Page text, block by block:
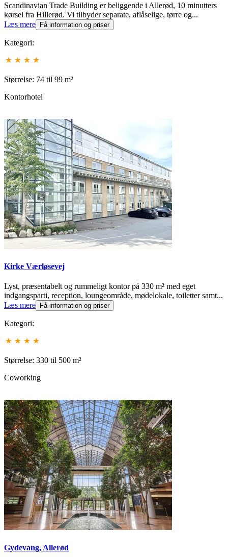
Scandinavian Trade Building er beliggende i Allerød, 10 minutters
kørsel fra Hillerød. Vi tilbyder separate, aflåselige, tørre og...
Læs mere
Få information og priser
Kategori:
Størrelse: 74 til 99 m²
Kontorhotel
Kirke Værløsevej
Lyst, præsentabelt og rummeligt kontor på 330 m² med eget
indgangsparti, reception, loungeområde, mødelokale, toiletter samt...
Læs mere
Få information og priser
Kategori:
Størrelse: 330 til 500 m²
Coworking
Gydevang, Allerød